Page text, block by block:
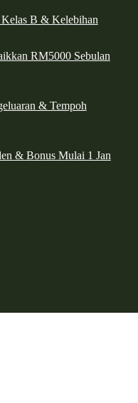
B & Kelebihan
RM5000 Sebulan
& Tempoh
& Bonus Mulai 1 Jan